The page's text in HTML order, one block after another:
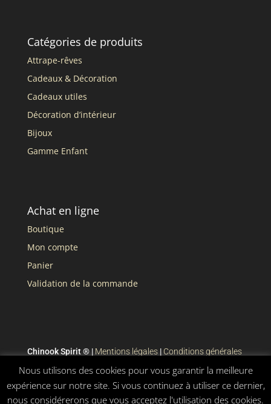
Catégories de produits
Attrape-rêves
Cadeaux & Décoration
Cadeaux utiles
Décoration d’intérieur
Bijoux
Gamme Enfant
Achat en ligne
Boutique
Mon compte
Panier
Validation de la commande
Chinook Spirit ® | Mentions légales| Conditions générales
de vente
Nous utilisons des cookies pour vous garantir la meilleure
expérience sur notre site. Si vous continuez à utiliser ce dernier,
nous considérerons que vous acceptez l'utilisation des cookies.